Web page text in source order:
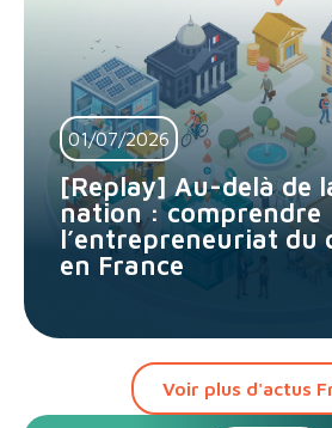
01/07/2026
[Replay] Au-delà de
nation : comprendre
l’entrepreneuriat du
en France
Voir plus d'actus